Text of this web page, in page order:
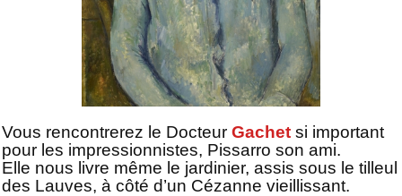
Vous rencontrerez le Docteur Gachet si important
pour les impressionnistes, Pissarro son ami.
Elle nous livre même le jardinier, assis sous le tilleul
des Lauves, à côté d’un Cézanne vieillissant.